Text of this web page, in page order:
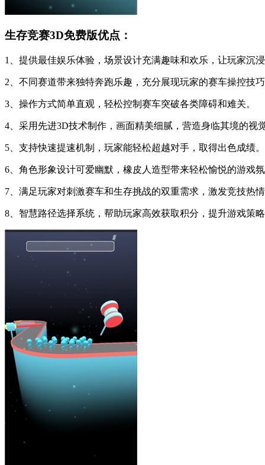
生存竞赛3D免费版优点：
1、提供最佳娱乐体验，场景设计充满趣味和欢乐，让玩家沉
2、不同赛道带来独特奔跑乐趣，充分展现玩家的赛车操控技
3、操作方式简单直观，轻松控制赛车突破各类障碍和难关。
4、采用先进3D技术制作，画面精美细腻，营造身临其境的视
5、支持快速提速机制，玩家能轻松超越对手，取得出色成绩。
6、角色形象设计可爱幽默，橡皮人造型带来轻松愉悦的游戏
7、满足玩家对刺激赛车和生存挑战的双重需求，激发竞技热
8、智慧路径选择系统，帮助玩家高效获取积分，提升游戏策